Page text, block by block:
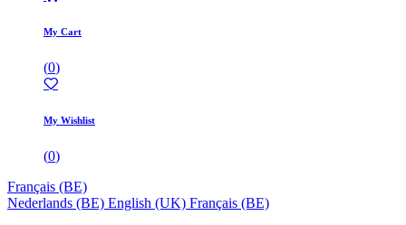
My Cart
(0)
My Wishlist
(0)
Français (BE)
Nederlands (BE) English (UK) Français (BE)